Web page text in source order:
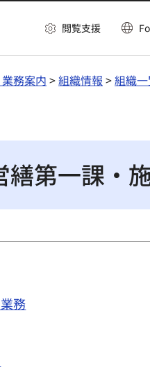
閲覧支援
務案内 >組織情報 >組織
第一課・
務